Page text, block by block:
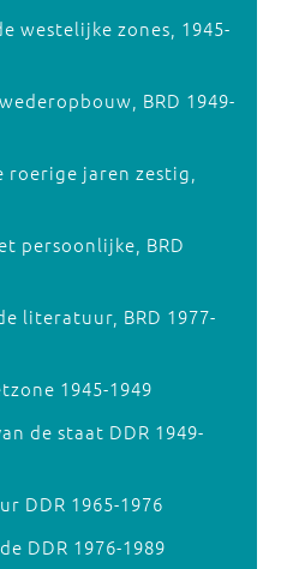
westelijke zones, 1945-
BRD 1949-
jaren zestig,
persoonlijke, BRD
literatuur, BRD 1977-
1945-1949
de staat DDR 1949-
DDR 1965-1976
DDR 1976-1989